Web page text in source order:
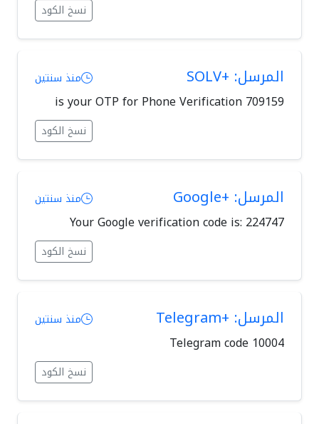
نسخ الكود
المرسل: +SOLV منذ سنتين
709159 is your OTP for Phone Verification
نسخ الكود
المرسل: +Google منذ سنتين
Your Google verification code is: 224747
نسخ الكود
المرسل: +Telegram منذ سنتين
Telegram code 10004
نسخ الكود